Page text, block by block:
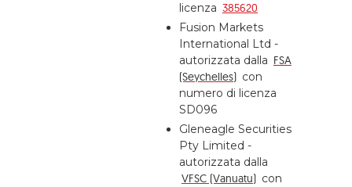
licenza 385620
Fusion Markets
International Ltd -
autorizzata dalla FSA
(Seychelles) con
numero di licenza
SD096
Gleneagle Securities
Pty Limited -
autorizzata dalla
VFSC (Vanuatu) con